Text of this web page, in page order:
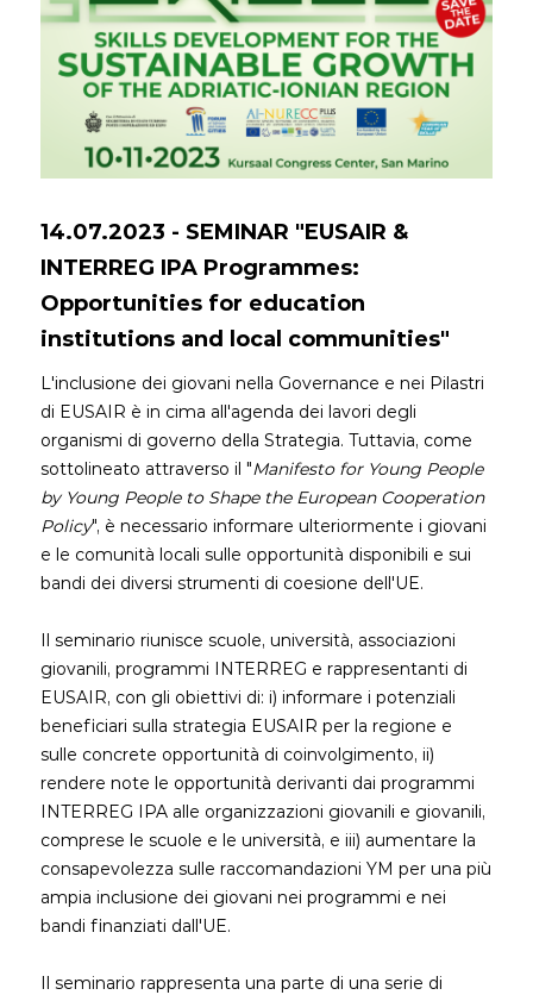
14.07.2023 - SEMINAR "EUSAIR &
INTERREG IPA Programmes:
Opportunities for education
institutions and local communities"
L'inclusione dei giovani nella Governance e nei Pilastri
di EUSAIR è in cima all'agenda dei lavori degli
organismi di governo della Strategia. Tuttavia, come
sottolineato attraverso il "Manifesto for Young People
by Young People to Shape the European Cooperation
Policy", è necessario informare ulteriormente i giovani
e le comunità locali sulle opportunità disponibili e sui
bandi dei diversi strumenti di coesione dell'UE.
Il seminario riunisce scuole, università, associazioni
giovanili, programmi INTERREG e rappresentanti di
EUSAIR, con gli obiettivi di: i) informare i potenziali
beneficiari sulla strategia EUSAIR per la regione e
sulle concrete opportunità di coinvolgimento, ii)
rendere note le opportunità derivanti dai programmi
INTERREG IPA alle organizzazioni giovanili e giovanili,
comprese le scuole e le università, e iii) aumentare la
consapevolezza sulle raccomandazioni YM per una più
ampia inclusione dei giovani nei programmi e nei
bandi finanziati dall'UE.
Il seminario rappresenta una parte di una serie di